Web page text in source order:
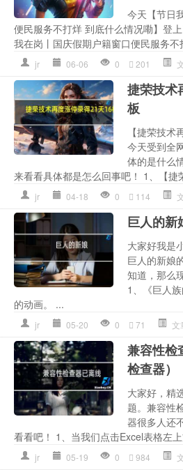
今天【节日
便民服务不打烊 到底什么情况嘞】登
我在岗丨国庆假期户籍窗口便民服务
jr 06-06 0 201
捷荣技术
板
【捷荣技
今天受到全
体的是什么
来看看具体都是怎么回事吧！ 1、【捷
jr 04-18 0 114
巨人的新
大家好我是
巨人的新娘
知道，那么
1、《巨人
的动画。 ...
jr 05-20 0 71 文
兼容性检
检查器）
大家好，精
题。兼容性
器很多人还
看看吧！ 1、当我们点击Excel表格左
jr 05-19 0 984